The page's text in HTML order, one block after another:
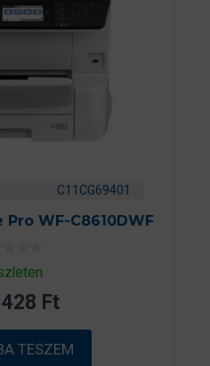
C11CG69401
WF-C8610DWF
Ft
TESZEM